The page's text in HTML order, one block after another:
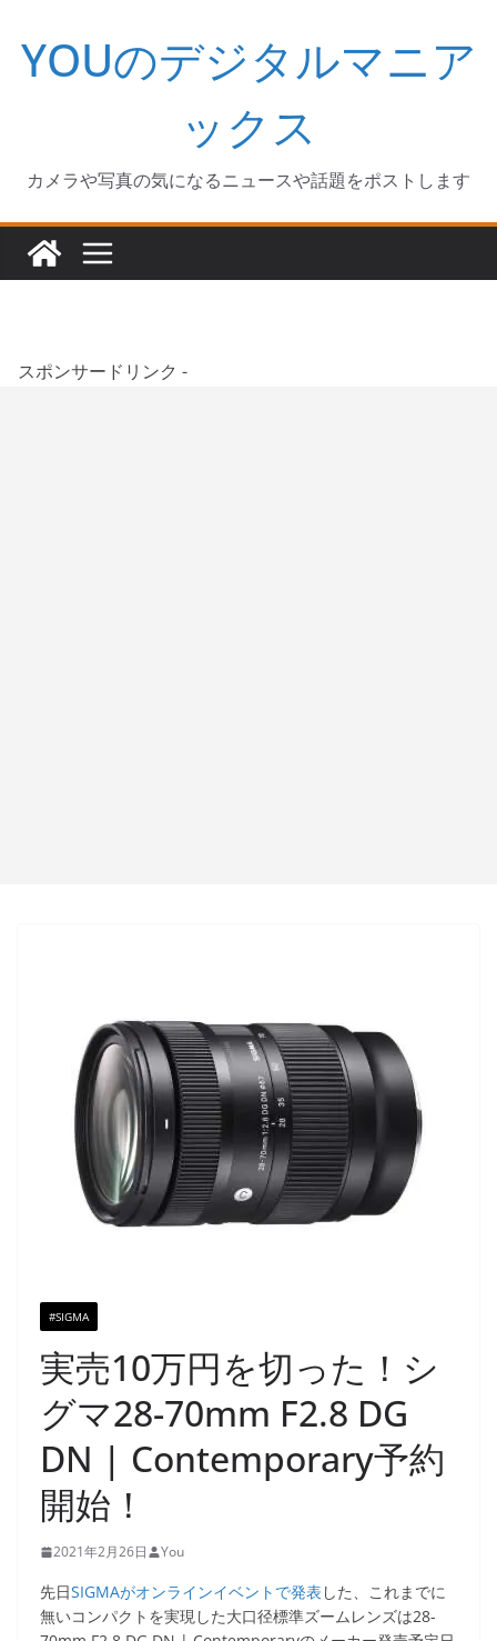
キ
YOUのデジタルマニア
ックス
カメラや写真の気になるニュースや話題をポストします
スポンサードリンク -
#SIGMA
実売10万円を切った！シ
グマ28-70mm F2.8 DG
DN | Contemporary予約
開始！
2021年2月26日 You
先日SIGMAがオンラインイベントで発表 した、これまでに
無いコンパクトを実現した大口径標準ズームレンズは28-